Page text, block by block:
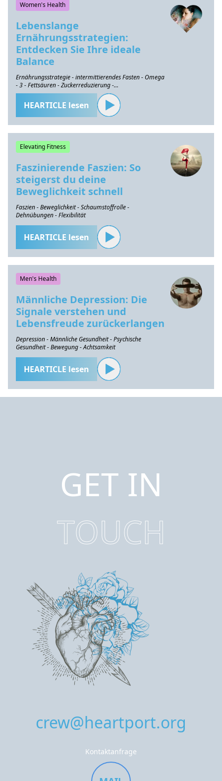
Women's Health
Lebenslange
Ernährungsstrategien:
Entdecken Sie Ihre ideale
Balance
Ernährungsstrategie - intermittierendes Fasten - Omega
- 3 - Fettsäuren - Zuckerreduzierung -
Gesundheitserhaltung
HEARTICLE lesen
Elevating Fitness
Faszinierende Faszien: So
steigerst du deine
Beweglichkeit schnell
Faszien - Beweglichkeit - Schaumstoffrolle -
Dehnübungen - Flexibilität
HEARTICLE lesen
Men's Health
Männliche Depression: Die
Signale verstehen und
Lebensfreude zurückerlangen
Depression - Männliche Gesundheit - Psychische
Gesundheit - Bewegung - Achtsamkeit
HEARTICLE lesen
GET IN
TOUCH
crew@heartport.org
Kontaktanfrage